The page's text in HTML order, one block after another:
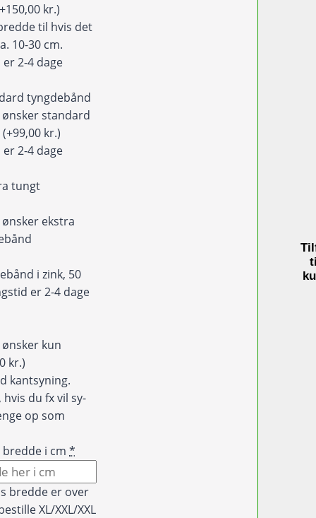
kr.)
til hvis det
10-30 cm.
2-4 dage
tyngdebånd
ønsker standard
(+99,00 kr.)
2-4 dage
tungt
ønsker ekstra
i zink, 50
er 2-4 dage
ønsker kun
kr.)
kantsyning.
du fx vil sy-
op som
i cm *
bredde er over
XL/XXL/XXL